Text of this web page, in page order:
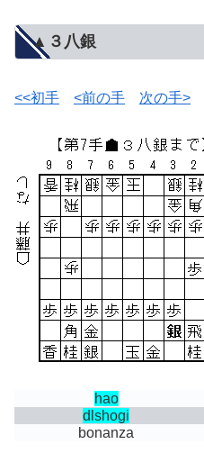
▲３八銀
<<初手 <前の手 次の手>
hao
dlshogi
bonanza